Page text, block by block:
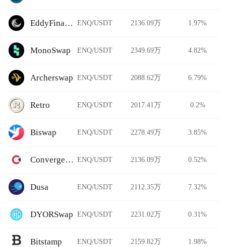
EddyFinance ENQ/USDT 2136.09万 1.97%
MonoSwap ENQ/USDT 2349.69万 4.82%
Archerswap ENQ/USDT 2088.62万 6.79%
Retro ENQ/USDT 2017.41万 0.2%
Biswap ENQ/USDT 2278.49万 3.85%
Convergence Finance ENQ/USDT 2136.09万 0.52%
Dusa ENQ/USDT 2112.35万 7.32%
DYORSwap ENQ/USDT 2231.02万 0.31%
Bitstamp ENQ/USDT 2159.82万 1.98%